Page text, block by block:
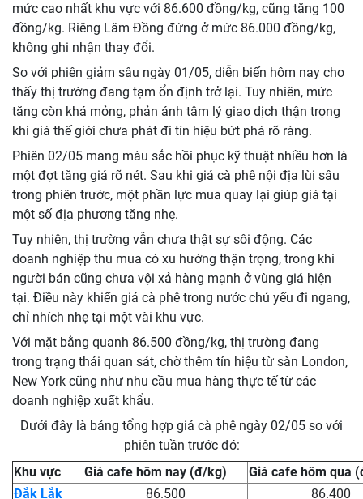
mức cao nhất khu vực với 86.600 đồng/kg, cũng tăng 100
đồng/kg. Riêng Lâm Đồng đứng ở mức 86.000 đồng/kg,
không ghi nhận thay đổi.
So với phiên giảm sâu ngày 01/05, diễn biến hôm nay cho
thấy thị trường đang tạm ổn định trở lại. Tuy nhiên, mức
tăng còn khá mỏng, phản ánh tâm lý giao dịch thận trọng
khi giá thế giới chưa phát đi tín hiệu bứt phá rõ ràng.
Phiên 02/05 mang màu sắc hồi phục kỹ thuật nhiều hơn là
một đợt tăng giá rõ nét. Sau khi giá cà phê nội địa lùi sâu
trong phiên trước, một phần lực mua quay lại giúp giá tại
một số địa phương tăng nhẹ.
Tuy nhiên, thị trường vẫn chưa thật sự sôi động. Các
doanh nghiệp thu mua có xu hướng thận trọng, trong khi
người bán cũng chưa vội xả hàng mạnh ở vùng giá hiện
tại. Điều này khiến giá cà phê trong nước chủ yếu đi ngang,
chỉ nhích nhẹ tại một vài khu vực.
Với mặt bằng quanh 86.500 đồng/kg, thị trường đang
trong trạng thái quan sát, chờ thêm tín hiệu từ sàn London,
New York cũng như nhu cầu mua hàng thực tế từ các
doanh nghiệp xuất khẩu.
Dưới đây là bảng tổng hợp giá cà phê ngày 02/05 so với
phiên tuần trước đó:
Khu vực
Giá cafe hôm nay (đ/kg)
Giá cafe hôm qua
Đắk Lắk
86.500
86.400